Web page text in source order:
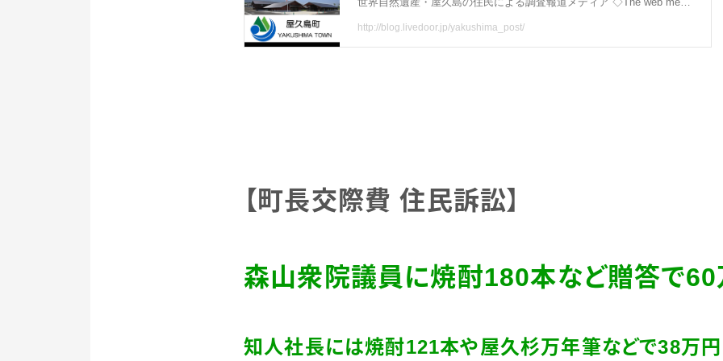
【町長交際費 住民訴訟】
森山衆院議員に焼酎180本など贈答で60
知人社長には焼酎121本や屋久杉万年筆などで38万円